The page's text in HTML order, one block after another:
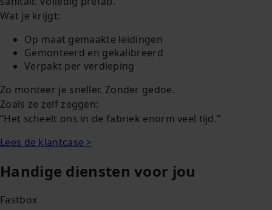
Wat je krijgt:
Op maat gemaakte leidingen
Gemonteerd en gekalibreerd
Verpakt per verdieping
Zo monteer je sneller. Zonder gedoe.
Zoals ze zelf zeggen:
“Het scheelt ons in de fabriek enorm veel tijd.”
Lees de klantcase >
Handige diensten voor jou
Fastbox